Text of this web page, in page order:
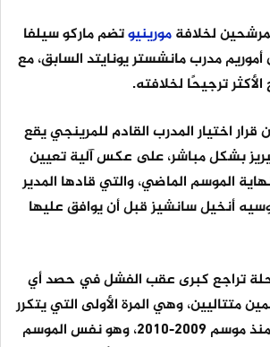
لخلافةمورينيوتضم ماركو سيلفا
مدرب مانشستر يونايتد السابق، مع
ترجيحًا لخلافته.
اختيار المدرب القادم للمرينجي يقع
بشكل مباشر، على عكس آلية تعيين
الموسم الماضي، والتي قادها المدير
أنخيل سانشيز قبل أن يوافق عليها
تراجع كبرى عقب الفشل في حصد أي
متتاليين، وهي المرة الأولى التي يتكرر
فيها هذا السيناريو منذ موسم 2009-2010، وهو نفس الموسم